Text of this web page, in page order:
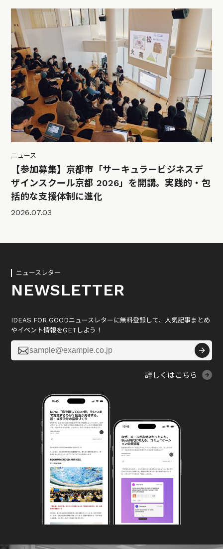
ニュース
【参加募集】京都市「サーキュラービジネスデ
ザインスクール京都 2026」を開講。実践的・包
括的な支援体制に進化
2026.07.03
ニュースレター
NEWSLETTER
IDEAS FOR GOODニュースレターに無料登録して、人気記事まとめ
やイベント情報をGETしよう！

詳しくはこちら